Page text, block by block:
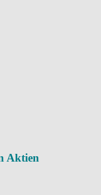
Aktien